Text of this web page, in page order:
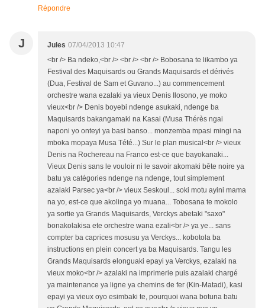
Répondre
J Jules 07/04/2013 10:47
<br /> Ba ndeko,<br /> <br /> <br /> Bobosana te likambo ya
Festival des Maquisards ou Grands Maquisards et dérivés
(Dua, Festival de Sam et Guvano...) au commencement
orchestre wana ezalaki ya vieux Denis Ilosono, ye moko
vieux<br /> Denis boyebi ndenge asukaki, ndenge ba
Maquisards bakangamaki na Kasai (Musa Thérès ngai
naponi yo onteyi ya basi banso... monzemba mpasi mingi na
mboka mopaya Musa Tété...) Sur le plan musical<br /> vieux
Denis na Rochereau na Franco est-ce que bayokanaki...
Vieux Denis sans le vouloir ni le savoir akomaki bête noire ya
batu ya catégories ndenge na ndenge, tout simplement
azalaki Parsec ya<br /> vieux Seskoul... soki motu ayini mama
na yo, est-ce que akolinga yo muana... Tobosana te mokolo
ya sortie ya Grands Maquisards, Verckys abetaki "saxo"
bonakolakisa ete orchestre wana ezali<br /> ya ye... sans
compter ba caprices mosusu ya Verckys... kobotola ba
instructions en plein concert ya ba Maquisards. Tangu les
Grands Maquisards elonguaki epayi ya Verckys, ezalaki na
vieux moko<br /> azalaki na imprimerie puis azalaki chargé
ya maintenance ya ligne ya chemins de fer (Kin-Matadi), kasi
epayi ya vieux oyo esimbaki te, pourquoi wana botuna batu